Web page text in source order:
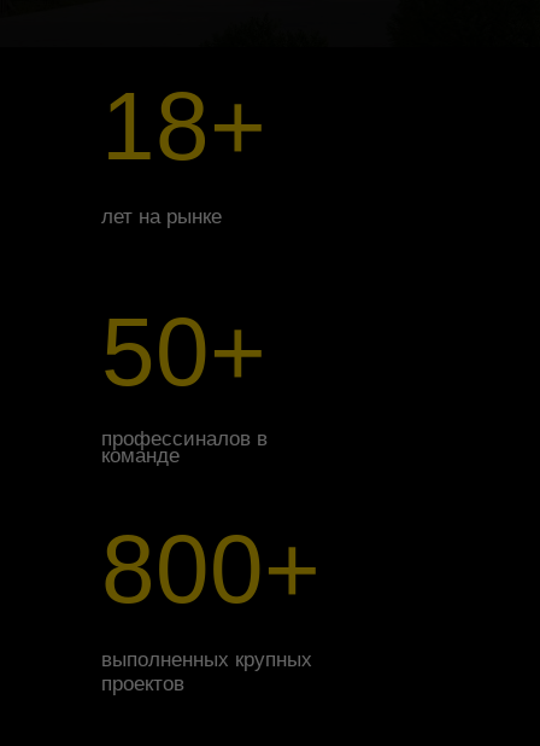
лет на рынке
18+
профессиналов в
команде
50+
выполненных крупных
проектов
800+